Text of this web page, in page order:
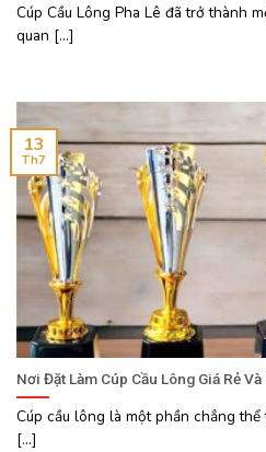
Cúp Cầu Lông Pha Lê đã trở thành
quan [...]
Nơi Đặt Làm Cúp Cầu Lông Giá Rẻ Và
Cúp cầu lông là một phần chẳng
[...]
13
Th7